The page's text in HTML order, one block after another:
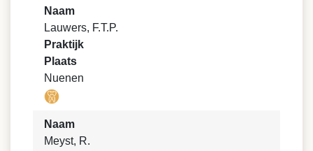
Naam
Lauwers, F.T.P.
Praktijk
Plaats
Nuenen
Naam
Meyst, R.